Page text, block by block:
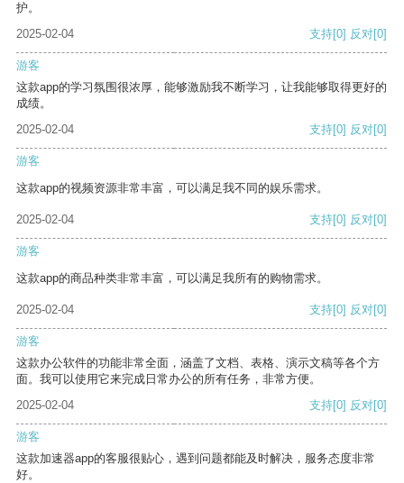
护。
2025-02-04
支持[0] 反对[0]
游客
这款app的学习氛围很浓厚，能够激励我不断学习，让我能够取得更好的
成绩。
2025-02-04
支持[0] 反对[0]
游客
这款app的视频资源非常丰富，可以满足我不同的娱乐需求。
2025-02-04 支持[0] 反对[0]
游客
这款app的商品种类非常丰富，可以满足我所有的购物需求。
2025-02-04 支持[0] 反对[0]
游客
这款办公软件的功能非常全面，涵盖了文档、表格、演示文稿等各个方
面。我可以使用它来完成日常办公的所有任务，非常方便。
2025-02-04
支持[0] 反对[0]
游客
这款加速器app的客服很贴心，遇到问题都能及时解决，服务态度非常
好。